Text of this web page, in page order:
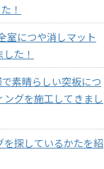
！
室につや消しマット
た！
素晴らしい突板につ
ングを施工してきまし
を探しているかたを紹